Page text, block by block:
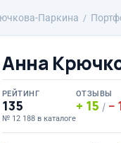
Паркина
Анна
РЕЙТИНГ
135
№ 12 188 в каталоге
ОТЗЫВЫ
15 /